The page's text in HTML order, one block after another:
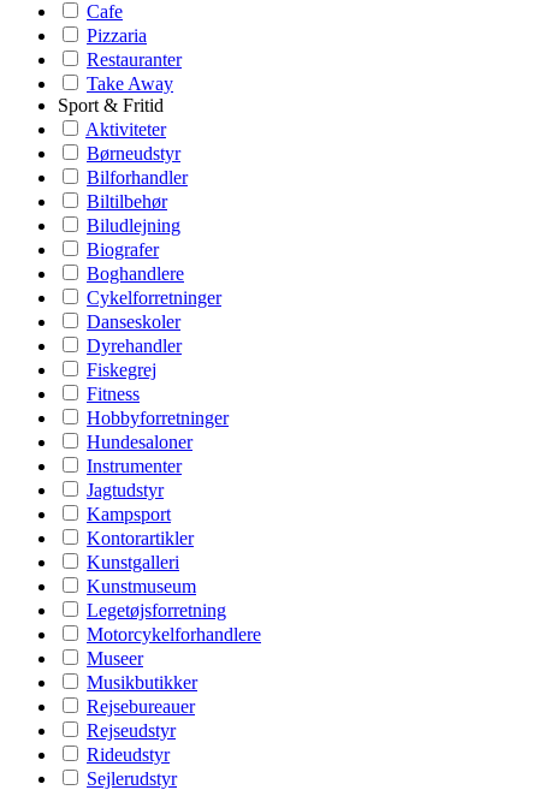
Cafe
Pizzaria
Restauranter
Take Away
Sport & Fritid
Aktiviteter
Børneudstyr
Bilforhandler
Biltilbehør
Biludlejning
Biografer
Boghandlere
Cykelforretninger
Danseskoler
Dyrehandler
Fiskegrej
Fitness
Hobbyforretninger
Hundesaloner
Instrumenter
Jagtudstyr
Kampsport
Kontorartikler
Kunstgalleri
Kunstmuseum
Legetøjsforretning
Motorcykelforhandlere
Museer
Musikbutikker
Rejsebureauer
Rejseudstyr
Rideudstyr
Sejlerudstyr